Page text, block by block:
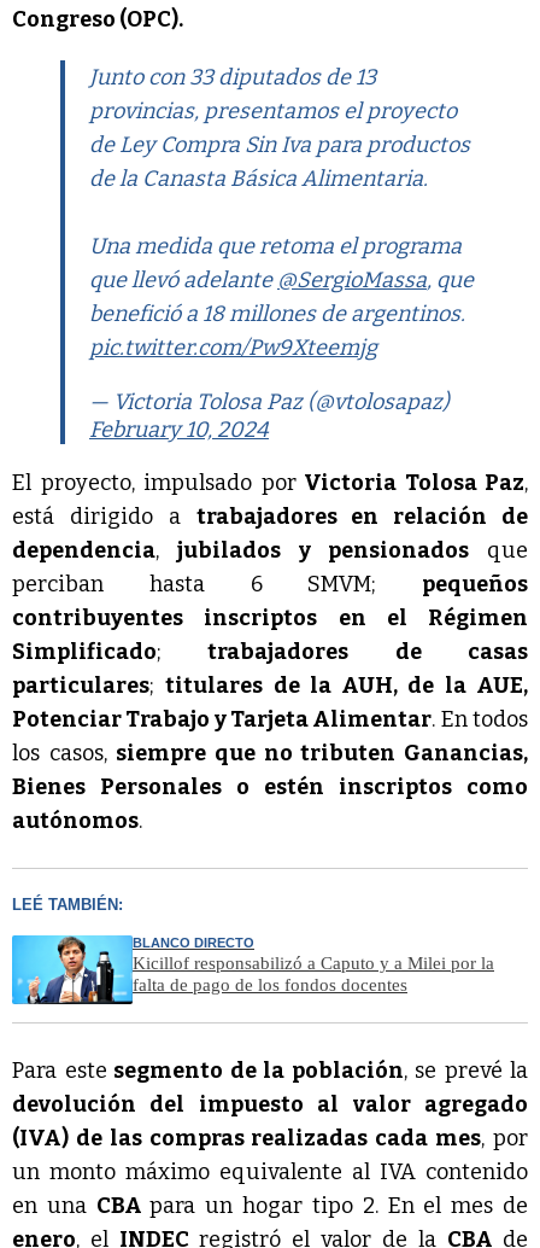
Congreso (OPC).
Junto con 33 diputados de 13
provincias, presentamos el proyecto
de Ley Compra Sin Iva para productos
de la Canasta Básica Alimentaria.
Una medida que retoma el programa
que llevó adelante @SergioMassa, que
benefició a 18 millones de argentinos.
pic.twitter.com/Pw9Xteemjg
— Victoria Tolosa Paz (@vtolosapaz)
February 10, 2024
El proyecto, impulsado porVictoria Tolosa Paz,
está dirigido a trabajadores en relación de
dependencia,jubilados y pensionadosque
perciban hasta 6 SMVM; pequeños
contribuyentes inscriptos en el Régimen
Simplificado; trabajadores de casas
particulares;titulares de la AUH, de la AUE,
Potenciar Trabajo y Tarjeta Alimentar. En todos
los casos, siempre que no tributen Ganancias,
Bienes Personales o estén inscriptos como
autónomos.
LEÉ TAMBIÉN:
BLANCO DIRECTO
Kicillof responsabilizó a Caputo y a Milei por la
falta de pago de los fondos docentes
Para este segmento de la población, se prevé la
devolución del impuesto al valor agregado
(IVA) de las compras realizadas cada mes, por
un monto máximo equivalente al IVA contenido
en una CBApara un hogar tipo 2. En el mes de
enero, el INDEC registró el valor de la CBA de